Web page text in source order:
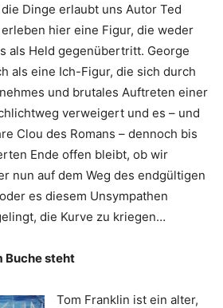
Dinge erlaubt uns Autor Ted
hier eine Figur, die weder
als Held gegenübertritt. George
als eine Ich-Figur, die sich durch
und brutales Auftreten einer
verweigert und es – und
Clou des Romans – dennoch bis
Ende offen bleibt, ob wir
nun auf dem Weg des endgültigen
es diesem Unsympathen
die Kurve zu kriegen…
Buche steht
Tom Franklin ist ein alter,